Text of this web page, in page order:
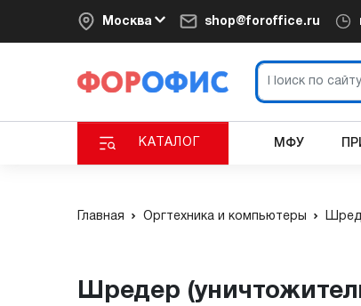
Москва shop@foroffice.ru
КАТАЛОГ МФУ
Главная Оргтехника и компьютеры
Шредер